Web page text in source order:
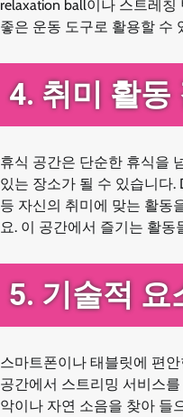
relaxation ball이나 스트레
좋은 운동 도구로 활용할 수
4. 취미 활동
휴식 공간은 단순한 휴식을
있는 장소가 될 수 있습니다.
등 자신의 취미에 맞는 활동
요. 이 공간에서 즐기는 활
5. 기술적 요
스마트폰이나 태블릿에 편
공간에서 스트리밍 서비스
악이나 자연 소음을 찾아 들